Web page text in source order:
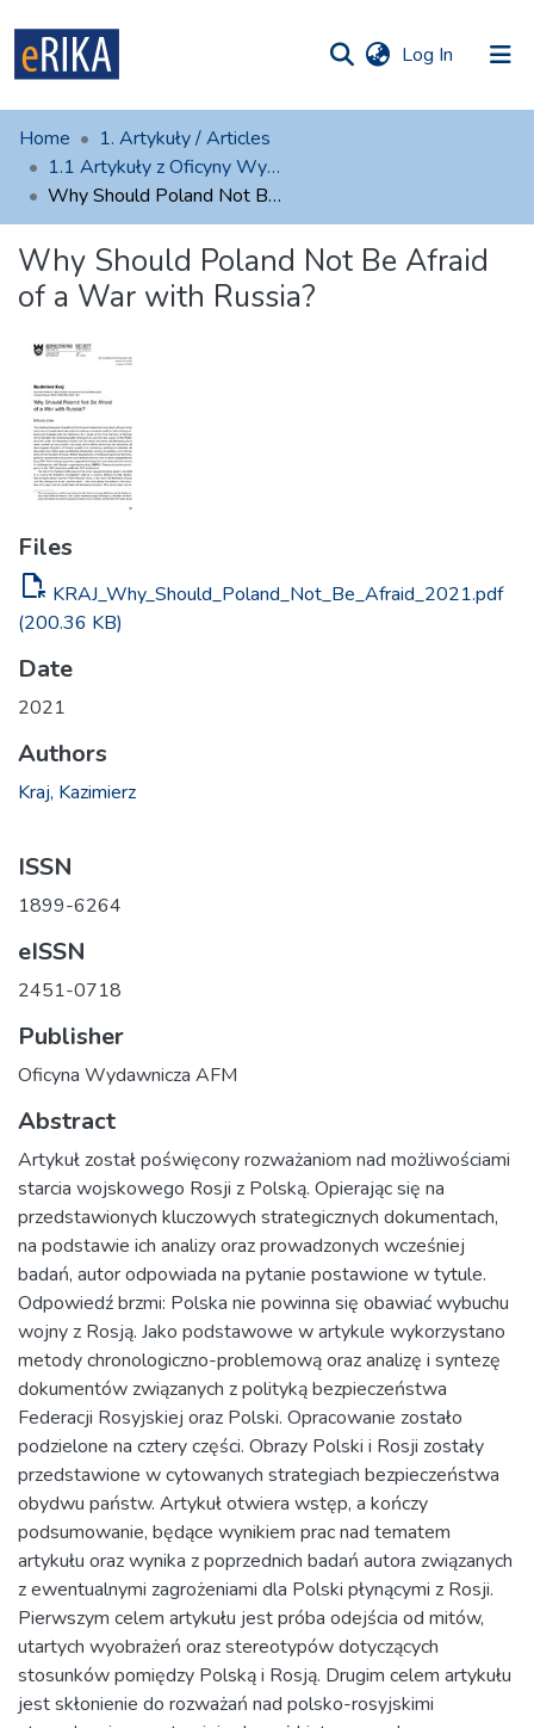
Log In (current)
UAFM
Information
For authors
Help
Contact
Home
1. Artykuły / Articles
1.1 Artykuły z Oficyny Wydawniczej AFM
Why Should Poland Not Be Afraid of a War with Russia?
Why Should Poland Not Be Afraid
of a War with Russia?
Files
file_open KRAJ_Why_Should_Poland_Not_Be_Afraid_2021.pdf
(200.36 KB)
Date
2021
Authors
Kraj, Kazimierz
ISSN
1899-6264
eISSN
2451-0718
Publisher
Oficyna Wydawnicza AFM
Abstract
Artykuł został poświęcony rozważaniom nad możliwościami
starcia wojskowego Rosji z Polską. Opierając się na
przedstawionych kluczowych strategicznych dokumentach,
na podstawie ich analizy oraz prowadzonych wcześniej
badań, autor odpowiada na pytanie postawione w tytule.
Odpowiedź brzmi: Polska nie powinna się obawiać wybuchu
wojny z Rosją. Jako podstawowe w artykule wykorzystano
metody chronologiczno-problemową oraz analizę i syntezę
dokumentów związanych z polityką bezpieczeństwa
Federacji Rosyjskiej oraz Polski. Opracowanie zostało
podzielone na cztery części. Obrazy Polski i Rosji zostały
przedstawione w cytowanych strategiach bezpieczeństwa
obydwu państw. Artykuł otwiera wstęp, a kończy
podsumowanie, będące wynikiem prac nad tematem
artykułu oraz wynika z poprzednich badań autora związanych
z ewentualnymi zagrożeniami dla Polski płynącymi z Rosji.
Pierwszym celem artykułu jest próba odejścia od mitów,
utartych wyobrażeń oraz stereotypów dotyczących
stosunków pomiędzy Polską i Rosją. Drugim celem artykułu
jest skłonienie do rozważań nad polsko-rosyjskimi